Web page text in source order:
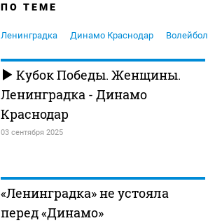
ПО ТЕМЕ
Ленинградка Динамо Краснодар Волейбол
Кубок Победы. Женщины.
Ленинградка - Динамо
Краснодар
03 сентября 2025
«Ленинградка» не устояла
перед «Динамо»